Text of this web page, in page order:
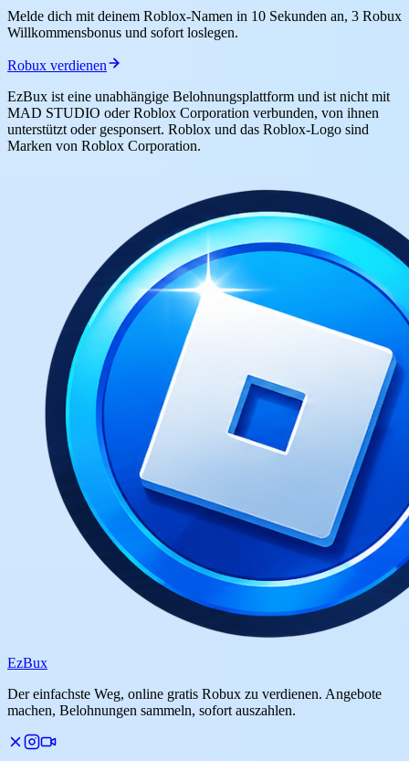
Melde dich mit deinem Roblox-Namen in 10 Sekunden an, 3 Robux
Willkommensbonus und sofort loslegen.
Robux verdienen
EzBux ist eine unabhängige Belohnungsplattform und ist nicht mit
MAD STUDIO oder Roblox Corporation verbunden, von ihnen
unterstützt oder gesponsert. Roblox und das Roblox-Logo sind
Marken von Roblox Corporation.
EzBux
Der einfachste Weg, online gratis Robux zu verdienen. Angebote
machen, Belohnungen sammeln, sofort auszahlen.